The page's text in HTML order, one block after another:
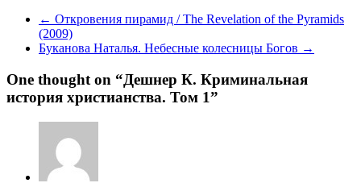
← Откровения пирамид / The Revelation of the Pyramids
(2009)
Буканова Наталья. Небесные колесницы Богов →
One thought on “Дешнер К. Криминальная
история христианства. Том 1”